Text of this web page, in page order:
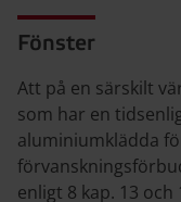
Fönster
Att på en särskilt
som har en
aluminiumklädda
enligt 8 kap. 13 och